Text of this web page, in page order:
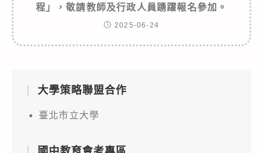
程」，敬請教師及行政人員踴躍報名參加。
2025-06-24
大學策略聯盟合作
臺北市立大學